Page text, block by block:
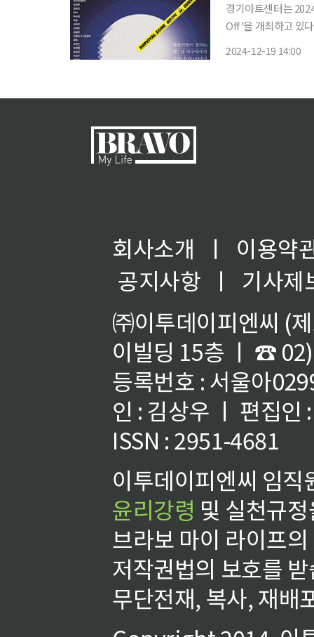
경기아트센터는
Off’을 개최하고 있다고 19일 밝혔다. '생존구역'
2024-12-19 14:00
회사소개 ㅣ
이용약
공지사항
ㅣ
기사제
㈜이투데이피엔씨 (
이빌딩 15층 ㅣ ☎
등록번호 : 서울아
인 : 김상우 ㅣ 편집인
ISSN : 2951-4681
이투데이피엔씨 임
윤리강령 및 실천규
브라보 마이 라이프
저작권법의 보호를
무단전재, 복사, 재배